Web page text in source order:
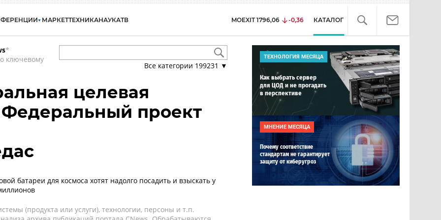
МАРКЕТТЕХНИКАНАУКАТВ MOEXIT 1796,06 -0,36 КАТАЛОГ
*
ключевому
Все категории 199231 ▼
целевая
проект
батареи для космоса хотят надолго посадить и взыскать у
(продукта или услуги), технологии, персоны и т.п.
ТЕХНОЛОГИЯ МЕСЯЦА
Как выбрать сервер
для ЦОД и не прогадать
в перспективе
МНЕНИЕ МЕСЯЦА
Почему соответствие
стандартам не гарантирует
защиту от киберугроз